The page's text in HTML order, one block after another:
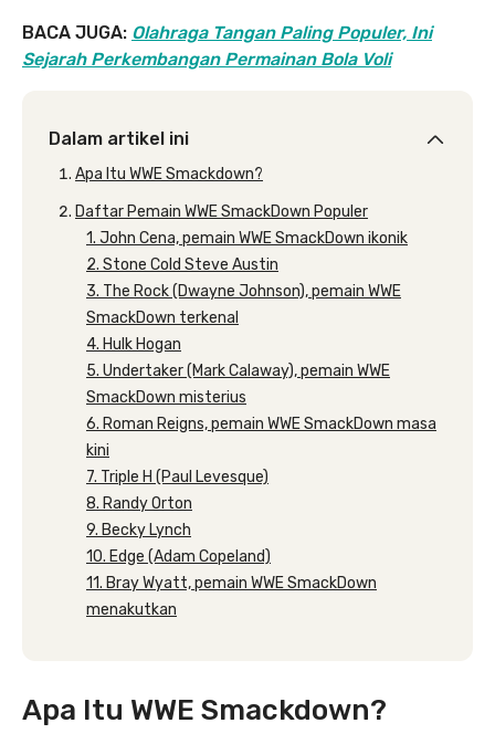
BACA JUGA: Olahraga Tangan Paling Populer, Ini
Sejarah Perkembangan Permainan Bola Voli
Dalam artikel ini
Apa Itu WWE Smackdown?
Daftar Pemain WWE SmackDown Populer
1. John Cena, pemain WWE SmackDown ikonik
2. Stone Cold Steve Austin
3. The Rock (Dwayne Johnson), pemain WWE
SmackDown terkenal
4. Hulk Hogan
5. Undertaker (Mark Calaway), pemain WWE
SmackDown misterius
6. Roman Reigns, pemain WWE SmackDown masa
kini
7. Triple H (Paul Levesque)
8. Randy Orton
9. Becky Lynch
10. Edge (Adam Copeland)
11. Bray Wyatt, pemain WWE SmackDown
menakutkan
Apa Itu WWE Smackdown?